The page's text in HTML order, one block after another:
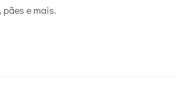
e mais.